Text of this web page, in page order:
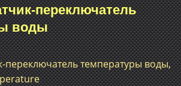
переключатель
воды
переключатель температуры воды,